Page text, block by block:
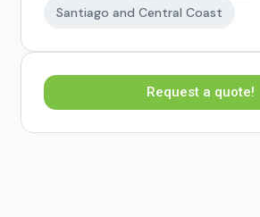
Santiago and Central Coast
Request a quote!